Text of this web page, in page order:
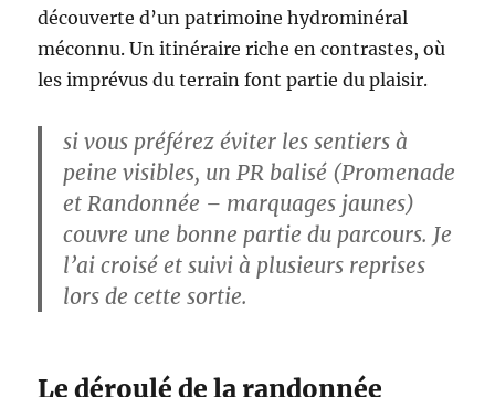
découverte d’un patrimoine hydrominéral
méconnu. Un itinéraire riche en contrastes, où
les imprévus du terrain font partie du plaisir.
si vous préférez éviter les sentiers à
peine visibles, un PR balisé (Promenade
et Randonnée – marquages jaunes)
couvre une bonne partie du parcours. Je
l’ai croisé et suivi à plusieurs reprises
lors de cette sortie.
Le déroulé de la randonnée